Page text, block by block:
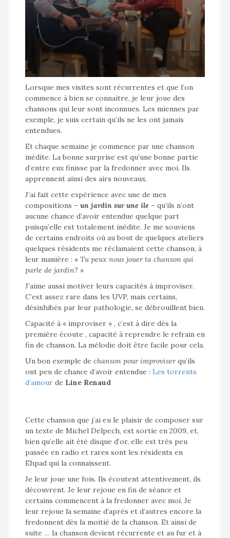
Lorsque mes visites sont récurrentes et que l’on
commence à bien se connaitre, je leur joue des
chansons qui leur sont inconnues. Les miennes par
exemple, je suis certain qu’ils ne les ont jamais
entendues.
Et chaque semaine je commence par une chanson
inédite. La bonne surprise est qu’une bonne partie
d’entre eux finisse par la fredonner avec moi. Ils
apprennent ainsi des airs nouveaux.
J’ai fait cette expérience avec une de mes
compositions – un jardin sur une ile – qu’ils n’ont
aucune chance d’avoir entendue quelque part
puisqu’elle est totalement inédite. Je me souviens
de certains endroits où au bout de quelques ateliers
quelques résidents me réclamaient cette chanson, à
leur manière : « Tu peux nous jouer ta chanson qui
parle de jardin? »
J’aime aussi motiver leurs capacités à improviser.
C’est assez rare dans les UVP, mais certains,
désinhibés par leur pathologie, se débrouillent bien.
Capacité à « improviser » , c’est à dire dès la
première écoute , capacité à reprendre le refrain en
fin de chanson. La mélodie doit être facile pour cela.
Un bon exemple de chanson pour improviserqu’ils
ont peu de chance d’avoir entendue : Les torrents
d’amour de Line Renaud
Cette chanson que j’ai eu le plaisir de composer sur
un texte de Michel Delpech, est sortie en 2009, et,
bien qu’elle ait été disque d’or, elle est très peu
passée en radio et rares sont les résidents en
Ehpad qui la connaissent.
Je leur joue une fois. Ils écoutent attentivement, ils
découvrent. Je leur rejoue en fin de séance et
certains commencent à la fredonner avec moi. Je
leur rejoue la semaine d’après et d’autres encore la
fredonnent dès la moitié de la chanson. Et ainsi de
suite … la chanson devient récurrente et au fur et à